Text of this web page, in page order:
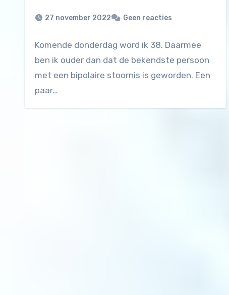
27 november 2022 Geen reacties
Komende donderdag word ik 38. Daarmee
ben ik ouder dan dat de bekendste persoon
met een bipolaire stoornis is geworden. Een
paar…